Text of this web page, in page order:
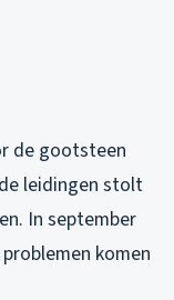
de gootsteen
leidingen stolt
In september
komen